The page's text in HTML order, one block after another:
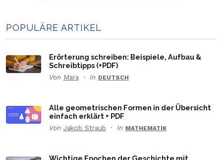
POPULÄRE ARTIKEL
Erörterung schreiben: Beispiele, Aufbau &
Schreibtipps (+PDF)
Von Mara In DEUTSCH
Alle geometrischen Formen in der Übersicht
einfach erklärt + PDF
Von Jakob Straub In MATHEMATIK